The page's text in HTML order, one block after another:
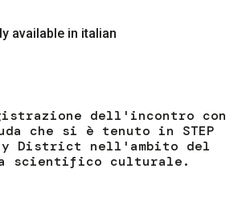
available in italian
dell'incontro con
che si è tenuto in STEP
District nell'ambito del
scientifico culturale.